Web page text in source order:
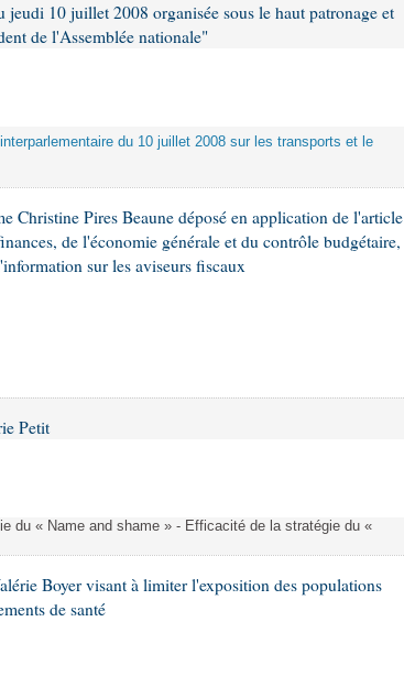
10 juillet 2008 organisée sous le haut patronage et
de l'Assemblée nationale"
du 10 juillet 2008 sur les transports et le
Christine Pires Beaune déposé en application de l'article
de l'économie générale et du contrôle budgétaire,
sur les aviseurs fiscaux
Petit
du « Name and shame » - Efficacité de la stratégie du «
Boyer visant à limiter l'exposition des populations
de santé